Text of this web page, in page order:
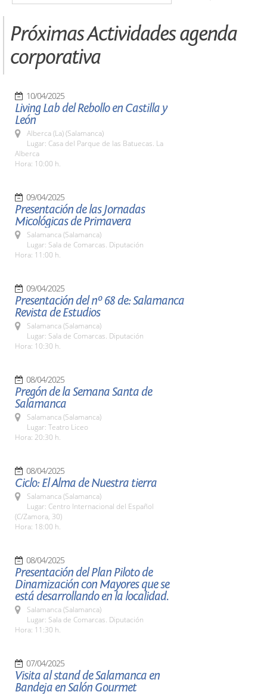
Próximas Actividades agenda
corporativa
10/04/2025
Living Lab del Rebollo en Castilla y
León
Alberca (La) (Salamanca)
Lugar: Casa del Parque de las Batuecas. La
Alberca
Hora: 10:00 h.
09/04/2025
Presentación de las Jornadas
Micológicas de Primavera
Salamanca (Salamanca)
Lugar: Sala de Comarcas. Diputación
Hora: 11:00 h.
09/04/2025
Presentación del nº 68 de: Salamanca
Revista de Estudios
Salamanca (Salamanca)
Lugar: Sala de Comarcas. Diputación
Hora: 10:30 h.
08/04/2025
Pregón de la Semana Santa de
Salamanca
Salamanca (Salamanca)
Lugar: Teatro Liceo
Hora: 20:30 h.
08/04/2025
Ciclo: El Alma de Nuestra tierra
Salamanca (Salamanca)
Lugar: Centro Internacional del Español
(C/Zamora, 30)
Hora: 18:00 h.
08/04/2025
Presentación del Plan Piloto de
Dinamización con Mayores que se
está desarrollando en la localidad.
Salamanca (Salamanca)
Lugar: Sala de Comarcas. Diputación
Hora: 11:30 h.
07/04/2025
Visita al stand de Salamanca en
Bandeja en Salón Gourmet